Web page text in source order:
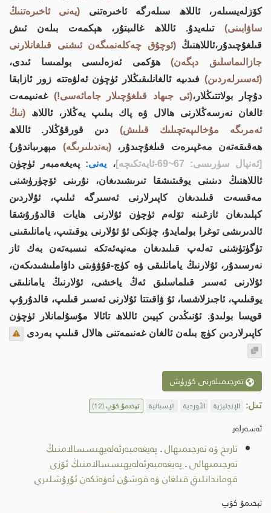
كۆزلەيسىلەر، ئاللاھ سىلەرگە ئاخىرەتنى (يەنى ئاخىرەتنىڭ
ساۋابىنى) تىلەيدۇ. ئاللاھ غالىبتۇر، ھېكمەت بىلەن ئىش
قىلغۇچىدۇر،ئاللاھنىڭ(ئوچۇق چەكلەنمىگەن ئىشنى قىلغانلارنى
جازالىماسلىق دېگەن)ھۆكمى ئەزەلىسى بولمىسا ئىدى،
(ئەسىرلەردىن) فىدىيە ئالغانلىقىڭلار ئۈچۈن ئەلۋەتتە زور ئازابقا
دۇچار بولاتتىڭلار،(ئى جىھاد قىلغۇچىلار جامائەسى!) غەنىيمەت
ئالغان نەرسەڭلارنى ھالال ۋە پاك بىلىپ يەڭلار، ئاللاھ (نىڭ
ئەمرىگە مۇخالىپەتچىلىك قىلىش) دىن قورقۇڭلار. ئاللاھ
ھەقىقەتەن مەغپىرەت قىلغۇچىدۇر،(بەندىلىرىگە) مېھرىباندۇر}
[ئەنپال سۈرىسى: 67~69-ئايەتكىچە]
، يەنى: پەيغەمبەر ئۈچۈن
ئاللاھنىڭ دىنىنى يوقىتىشقا تىرىشىدىغان، نۇرىنى ئۆچۈرۈشنى
مەقسەت قىلىدىغان كاپىرلارنى ئەسىرگە ئىلىپ، ئۇلاردىن
كېلىدىغان ئازغىنە تۆلەم ئۈچۈن ئۇلارنى ھايات قالدۇرۇشقا
ئالدىرىشى توغرا بولمايدۇ، چۈنكى ئۇ ئۇلارنى يوقىتىپ، يامانلىقىنى
تۈگۈتۈشنى تەلەپ قىلىدىغان مەنپەئەتكە نىسبەتەن بەك ئاز
نەرسىدۇر، ئۇلارنىڭ يامانلىقى ۋە كۈچ-قۇۋۋىتى داۋاملىشىدىكەن،
ئۇلارنى ئەسىر قىلماسلىق ئەڭ ياخشى، ئۇلارنىڭ يامانلىقى
يوقىلىپ، ئاجىزلاشسا، ئۇ ۋاقىتتا ئۇلارنى ئەسىر قىلىپ، قالدۇرۇپ
قويسا بولىدۇ. ئۇنىڭدىن كېيىن ئاللاھ تائالا مۇسۇلمانلار ئۈچۈن
كاپىرلاردىن كۈچ بىلەن ئالغان غەنىمەتنى ھالال قىلىپ بەردى
تەرجىمىلەرنى كۆرۈش
تىل: الإنجليزية الأوردية الإسبانية تېخىمۇ كۆپ(12)
ئەسەرلەر
تارىخ ۋە تەرجىمىھال. پەيغەمبەرئەلەيھىسسالامنىڭ
تەرجىمىھالى. پەيغەمبەرئەلەيھىسسالامنىڭ ئۆزى
قوماندانلىق قىلغان ۋە قوشۇن ئەۋەتكەن ئۇرۇشلىرى
تېخىمۇ كۆپ